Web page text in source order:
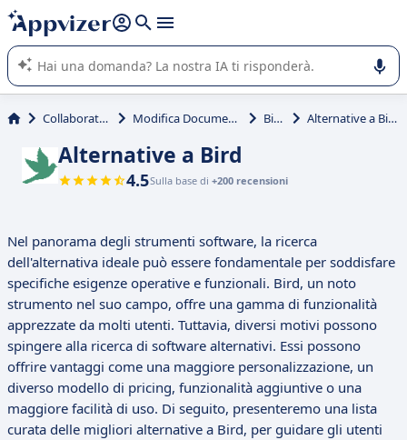
righe con
shift + enter
L'IA di Appvizer vi guida nell'utilizzo o nella scelta di un
software SaaS per la vostra azienda.
Collaborativi Modifica Documenti Bird Alternative a Bird
Alternative a Bird
4.5Sulla base di +200 recensioni
Nel panorama degli strumenti software, la ricerca
dell'alternativa ideale può essere fondamentale per soddisfare
specifiche esigenze operative e funzionali. Bird, un noto
strumento nel suo campo, offre una gamma di funzionalità
apprezzate da molti utenti. Tuttavia, diversi motivi possono
spingere alla ricerca di software alternativi. Essi possono
offrire vantaggi come una maggiore personalizzazione, un
diverso modello di pricing, funzionalità aggiuntive o una
maggiore facilità di uso. Di seguito, presenteremo una lista
curata delle migliori alternative a Bird, per guidare gli utenti